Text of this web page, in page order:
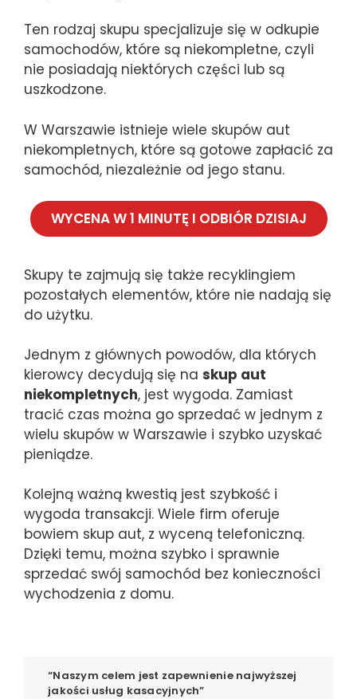
Ten rodzaj skupu specjalizuje się w odkupie
samochodów, które są niekompletne, czyli
nie posiadają niektórych części lub są
uszkodzone.
W Warszawie istnieje wiele skupów aut
niekompletnych, które są gotowe zapłacić za
samochód, niezależnie od jego stanu.
WYCENA W 1 MINUTĘ I ODBIÓR DZISIAJ
Skupy te zajmują się także recyklingiem
pozostałych elementów, które nie nadają się
do użytku.
Jednym z głównych powodów, dla których
kierowcy decydują się na skup aut
niekompletnych, jest wygoda. Zamiast
tracić czas można go sprzedać w jednym z
wielu skupów w Warszawie i szybko uzyskać
pieniądze.
Kolejną ważną kwestią jest szybkość i
wygoda transakcji. Wiele firm oferuje
bowiem skup aut, z wyceną telefoniczną.
Dzięki temu, można szybko i sprawnie
sprzedać swój samochód bez konieczności
wychodzenia z domu.
“Naszym celem jest zapewnienie najwyższej
jakości usług kasacyjnych”